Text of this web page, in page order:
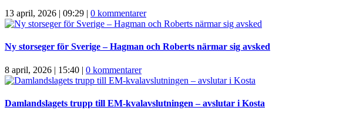
13 april, 2026 | 09:29 | 0 kommentarer
Ny storseger för Sverige – Hagman och Roberts närmar sig avsked
8 april, 2026 | 15:40 | 0 kommentarer
Damlandslagets trupp till EM-kvalavslutningen – avslutar i Kosta